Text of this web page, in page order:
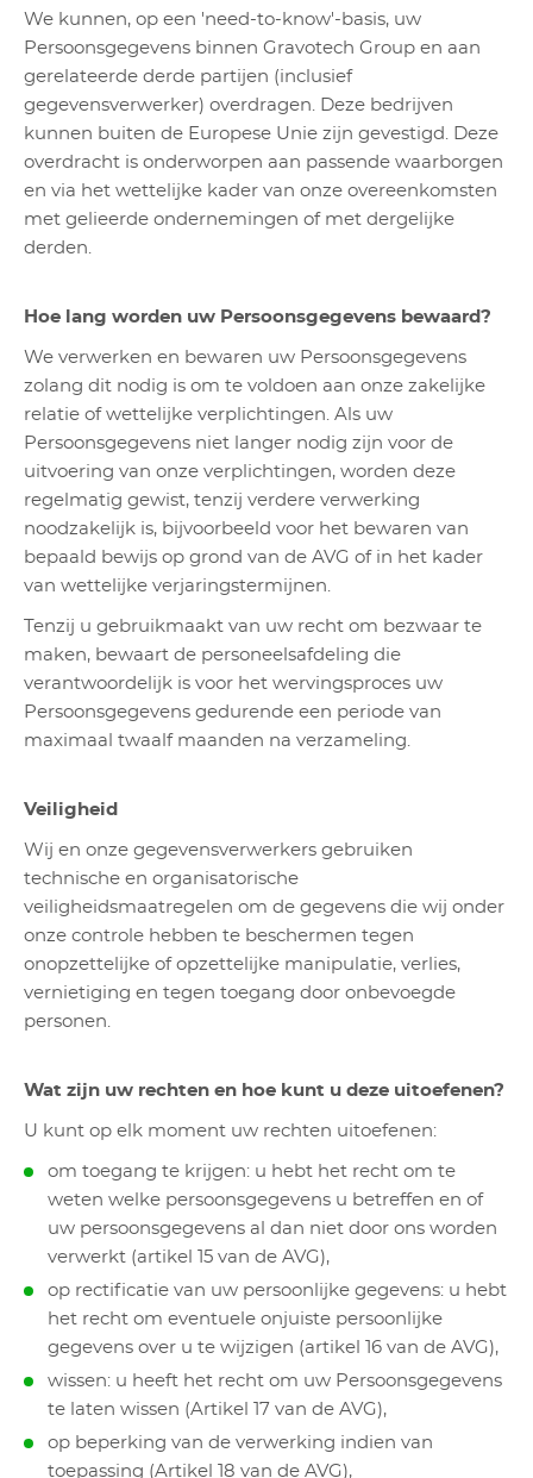
We kunnen, op een 'need-to-know'-basis, uw
Persoonsgegevens binnen Gravotech Group en aan
gerelateerde derde partijen (inclusief
gegevensverwerker) overdragen. Deze bedrijven
kunnen buiten de Europese Unie zijn gevestigd. Deze
overdracht is onderworpen aan passende waarborgen
en via het wettelijke kader van onze overeenkomsten
met gelieerde ondernemingen of met dergelijke
derden.
Hoe lang worden uw Persoonsgegevens bewaard?
We verwerken en bewaren uw Persoonsgegevens
zolang dit nodig is om te voldoen aan onze zakelijke
relatie of wettelijke verplichtingen. Als uw
Persoonsgegevens niet langer nodig zijn voor de
uitvoering van onze verplichtingen, worden deze
regelmatig gewist, tenzij verdere verwerking
noodzakelijk is, bijvoorbeeld voor het bewaren van
bepaald bewijs op grond van de AVG of in het kader
van wettelijke verjaringstermijnen.
Tenzij u gebruikmaakt van uw recht om bezwaar te
maken, bewaart de personeelsafdeling die
verantwoordelijk is voor het wervingsproces uw
Persoonsgegevens gedurende een periode van
maximaal twaalf maanden na verzameling.
Veiligheid
Wij en onze gegevensverwerkers gebruiken
technische en organisatorische
veiligheidsmaatregelen om de gegevens die wij onder
onze controle hebben te beschermen tegen
onopzettelijke of opzettelijke manipulatie, verlies,
vernietiging en tegen toegang door onbevoegde
personen.
Wat zijn uw rechten en hoe kunt u deze uitoefenen?
U kunt op elk moment uw rechten uitoefenen:
om toegang te krijgen: u hebt het recht om te
weten welke persoonsgegevens u betreffen en of
uw persoonsgegevens al dan niet door ons worden
verwerkt (artikel 15 van de AVG),
op rectificatie van uw persoonlijke gegevens: u hebt
het recht om eventuele onjuiste persoonlijke
gegevens over u te wijzigen (artikel 16 van de AVG),
wissen: u heeft het recht om uw Persoonsgegevens
te laten wissen (Artikel 17 van de AVG),
op beperking van de verwerking indien van
toepassing (Artikel 18 van de AVG),